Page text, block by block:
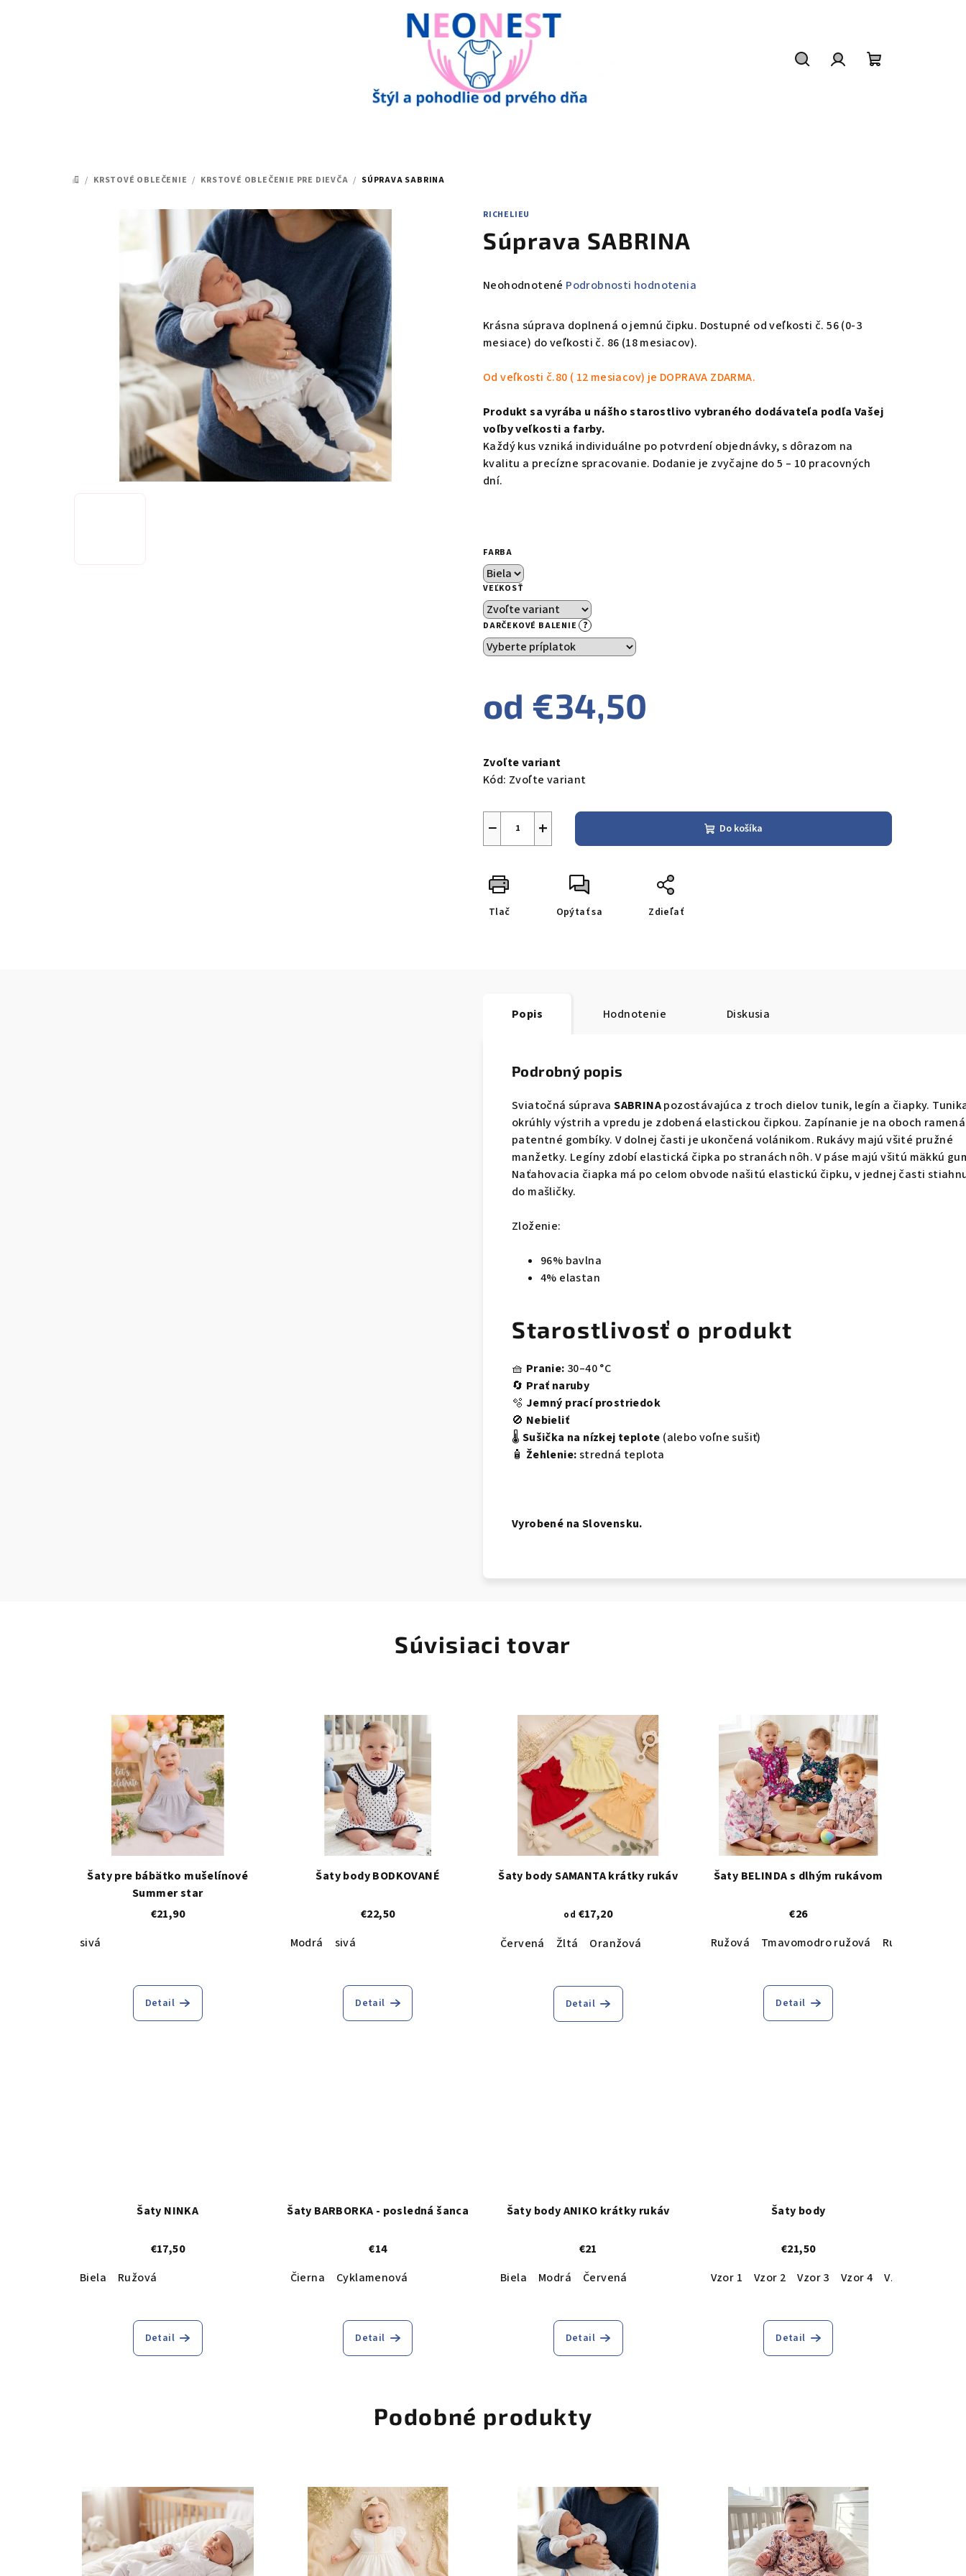
DOMOV
/ KRSTOVÉ OBLEČENIE / KRSTOVÉ OBLEČENIE PRE DIEVČA / SÚPRAVA SABRINA
RICHELIEU
Súprava SABRINA
Priemerné
produktu
z
hviezdičiek.
Neohodnotené Podrobnosti hodnotenia
Krásna súprava doplnená o jemnú čipku. Dostupné od veľkosti č. 56 (0-3
mesiace) do veľkosti č. 86 (18 mesiacov).
Od veľkosti č.80 ( 12 mesiacov) je DOPRAVA ZDARMA.
Produkt sa vyrába u nášho starostlivo vybraného dodávateľa podľa Vašej
voľby veľkosti a farby.
Každý kus vzniká individuálne po potvrdení objednávky, s dôrazom na
kvalitu a precízne spracovanie. Dodanie je zvyčajne do 5 – 10 pracovných
dní.
FARBA
VEĽKOSŤ
DARČEKOVÉ BALENIE ?
od €34,50
cena:
Zvoľte variant
Kód: Zvoľte variant
+
− Do košíka
Tlač Opýtať sa Zdieľať
Popis Hodnotenie Diskusia
Podrobný popis
Sviatočná súprava SABRINApozostávajúca z troch dielov tunik, legín a čiapky.
okrúhly výstrih a vpredu je zdobená elastickou čipkou. Zapínanie je na oboch
patentné gombíky. V dolnej časti je ukončená volánikom. Rukávy majú všité pružné
manžetky. Legíny zdobí elastická čipka po stranách nôh. V páse majú všitú mäkkú
Naťahovacia čiapka má po celom obvode našitú elastickú čipku, v jednej časti
do mašličky.
Zloženie:
96% bavlna
4% elastan
Starostlivosť o produkt
🧺 Pranie: 30–40 °C
🔄 Prať naruby
🫧 Jemný prací prostriedok
🚫 Nebieliť
🌡️ Sušička na nízkej teplote (alebo voľne sušiť)
🧴 Žehlenie:stredná teplota
Vyrobené na Slovensku.
Súvisiaci tovar
Šaty pre bábätko mušelínové
Summer star
€21,90
sivá
Detail
Šaty body BODKOVANÉ
€22,50
Modrá
sivá
Detail
Šaty body SAMANTA krátky rukáv
od €17,20
Červená
Žltá Oranžová
Detail
Šaty BELINDA s dlhým rukávom
€26
Ružová
Tmavomodro ružová Ružový
Detail
Šaty NINKA
€17,50
Biela
Ružová
Detail
Šaty BARBORKA - posledná šanca
€14
Čierna
Cyklamenová
Detail
Šaty body ANIKO krátky rukáv
€21
Biela
Modrá Červená
Detail
Šaty body
€21,50
Vzor 1
Vzor 2 Vzor 3 Vzor 4 Vzor 5
Detail
Podobné produkty